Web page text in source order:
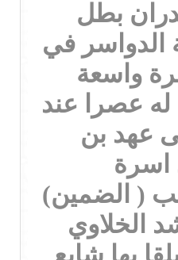
بطل
الدواسر في
واسعة
له عصرا عند
عهد بن
اسرة
( الضمين)
الخلاوي